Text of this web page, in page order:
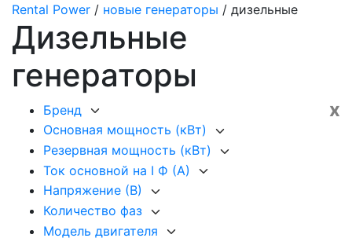
Rental Power / новые генераторы / дизельные
Дизельные
генераторы
x
Бренд
Основная мощность (кВт)
Резервная мощность (кВт)
Ток основной на I Ф (А)
Напряжение (В)
Количество фаз
Модель двигателя